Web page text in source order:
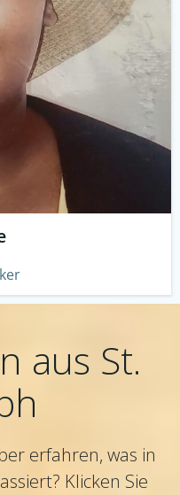
aus St.
erfahren, was in
Klicken Sie